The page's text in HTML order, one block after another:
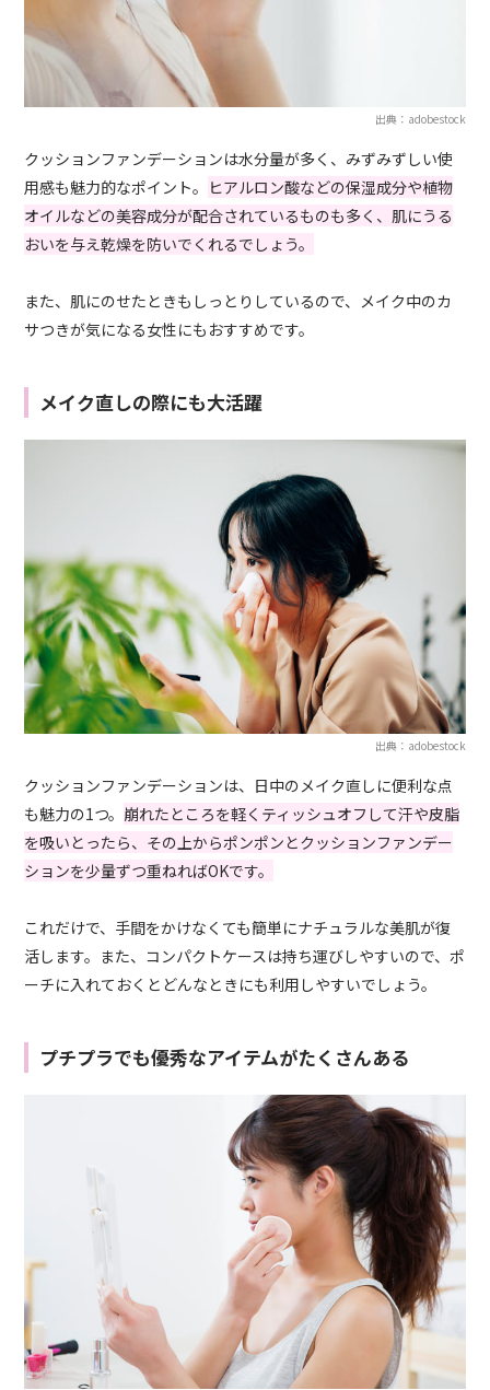
出典：adobestock
クッションファンデーションは水分量が多く、みずみずしい使
用感も魅力的なポイント。 ヒアルロン酸などの保湿成分や植物
オイルなどの美容成分が配合されているものも多く、肌にうる
おいを与え乾燥を防いでくれるでしょう。
また、肌にのせたときもしっとりしているので、メイク中のカ
サつきが気になる女性にもおすすめです。
メイク直しの際にも大活躍
出典：adobestock
クッションファンデーションは、日中のメイク直しに便利な点
も魅力の1つ。 崩れたところを軽くティッシュオフして汗や皮脂
を吸いとったら、その上からポンポンとクッションファンデー
ションを少量ずつ重ねればOKです。
これだけで、手間をかけなくても簡単にナチュラルな美肌が復
活します。また、コンパクトケースは持ち運びしやすいので、ポ
ーチに入れておくとどんなときにも利用しやすいでしょう。
プチプラでも優秀なアイテムがたくさんある